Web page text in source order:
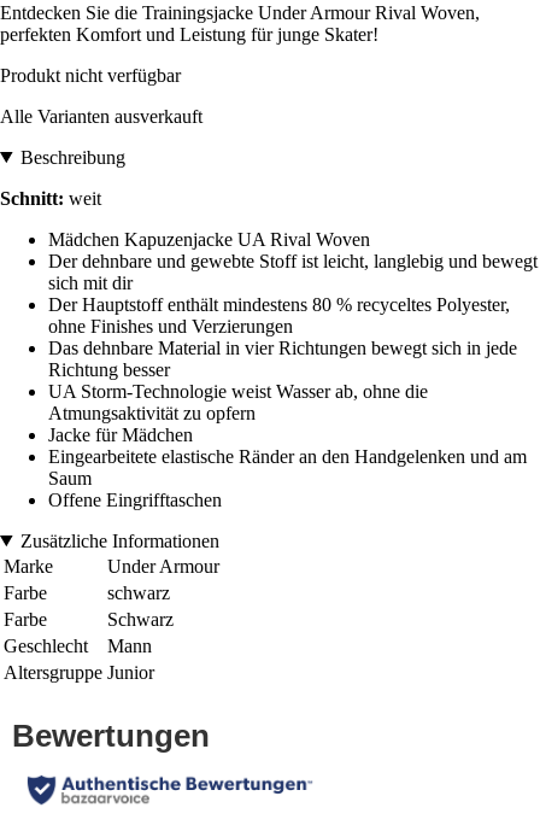
Entdecken Sie die Trainingsjacke Under Armour Rival Woven,
perfekten Komfort und Leistung für junge Skater!
Produkt nicht verfügbar
Alle Varianten ausverkauft
Beschreibung
Schnitt: weit
Mädchen Kapuzenjacke UA Rival Woven
Der dehnbare und gewebte Stoff ist leicht, langlebig und bewegt
sich mit dir
Der Hauptstoff enthält mindestens 80 % recyceltes Polyester,
ohne Finishes und Verzierungen
Das dehnbare Material in vier Richtungen bewegt sich in jede
Richtung besser
UA Storm-Technologie weist Wasser ab, ohne die
Atmungsaktivität zu opfern
Jacke für Mädchen
Eingearbeitete elastische Ränder an den Handgelenken und am
Saum
Offene Eingrifftaschen
Zusätzliche Informationen
Marke
Under Armour
Farbe
schwarz
Farbe
Schwarz
Geschlecht
Mann
Altersgruppe Junior